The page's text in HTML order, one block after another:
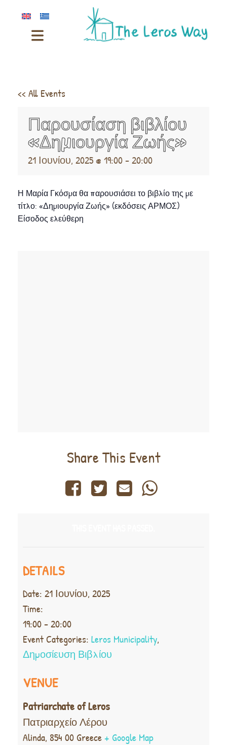
<< All Events
Παρουσίαση βιβλίου
«Δημιουργία Ζωής»
21 Ιουνίου, 2025 @ 19:00-20:00
Η Μαρία Γκόσμα θα παρουσιάσει το βιβλίο της με
τίτλο: «Δημιουργία Ζωής» (εκδόσεις ΑΡΜΟΣ)
Είσοδος ελεύθερη
Share This Event
DETAILS
Date: 21 Ιουνίου, 2025
Time:
19:00 - 20:00
Event Categories: Leros Municipality,
Δημοσίευση Βιβλίου
VENUE
Patriarchate of Leros
Πατριαρχείο Λέρου
Alinda, 854 00 Greece+ Google Map